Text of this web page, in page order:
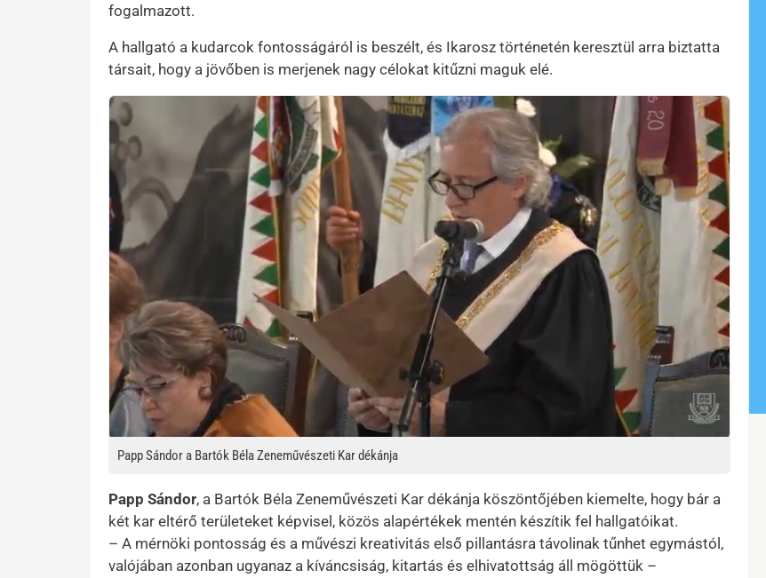
fogalmazott.
A hallgató a kudarcok fontosságáról is beszélt, és Ikarosz történetén keresztül arra biztatta
társait, hogy a jövőben is merjenek nagy célokat kitűzni maguk elé.
Kép
Papp Sándor a Bartók Béla Zeneművészeti Kar dékánja
Papp Sándor, a Bartók Béla Zeneművészeti Kar dékánja köszöntőjében kiemelte, hogy bár a
két kar eltérő területeket képvisel, közös alapértékek mentén készítik fel hallgatóikat.
– A mérnöki pontosság és a művészi kreativitás első pillantásra távolinak tűnhet egymástól,
valójában azonban ugyanaz a kíváncsiság, kitartás és elhivatottság áll mögöttük –